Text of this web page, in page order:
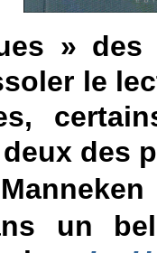
»
le
deux des
un